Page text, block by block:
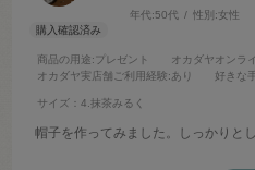
年代:50代 性別:女性
商品の用途:プレゼント オカダヤオンラ
オカダヤ実店舗ご利用経験:あり 好きな
サイズ：4.抹茶みるく
帽子を作ってみました。しっかりと